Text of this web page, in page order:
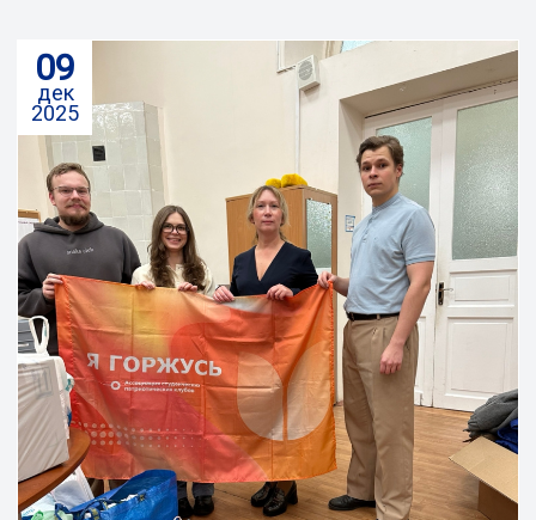
09
дек
2025